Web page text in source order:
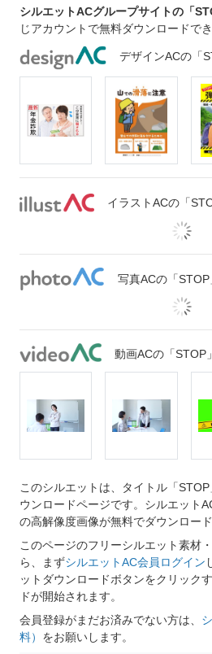
シルエットACグループサイトの「
じアカウントで無料ダウンロードでき
デザインACの「
イラストACの「
写真ACの「
動画ACの「STOP
このシルエットは、タイトル「
ウンロードページです。シルエット
の高解像度画像が無料でダウンロード
このページのフリーシルエット素材
ら、まずシルエットAC会員ログイン
ットダウンロードボタンをクリック
ドが開始されます。
会員登録がまだお済みでない方は、
料） をお願いします。